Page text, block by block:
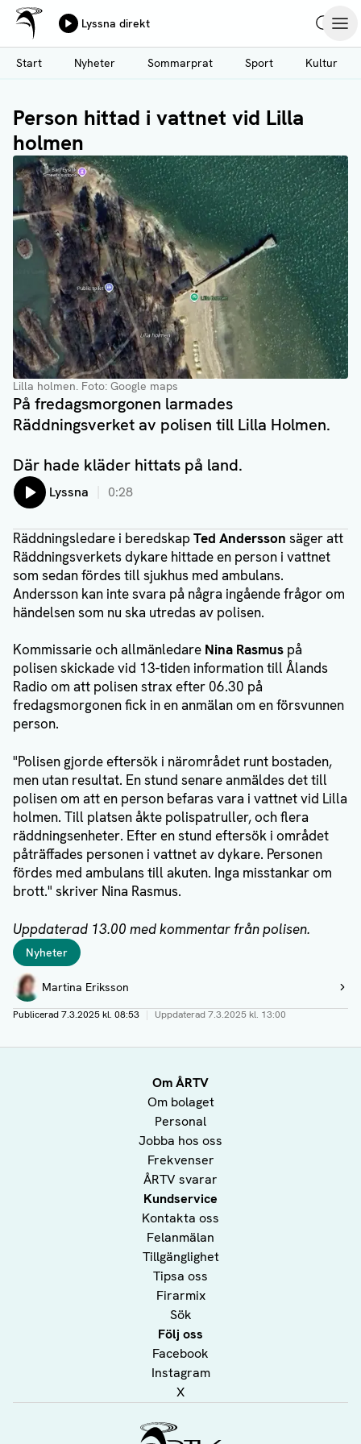
Hoppa
till
huvudinnehåll
Ålands Radio & TV
Lyssna direkt
Start
Nyheter Sommarprat Sport Kultur
Person hittad i vattnet vid Lilla
holmen
Lilla holmen. Foto: Google maps
På fredagsmorgonen larmades
Räddningsverket av polisen till Lilla Holmen.
Där hade kläder hittats på land.
Lyssna 0:28
Räddningsledare i beredskapTed Andersson säger att
Räddningsverkets dykare hittade en person i vattnet
som sedan fördes till sjukhus med ambulans.
Andersson kan inte svara på några ingående frågor om
händelsen som nu ska utredas av polisen.
Kommissarie och allmänledare Nina Rasmus på
polisen skickade vid 13-tiden information till Ålands
Radio om att polisen strax efter 06.30 på
fredagsmorgonen fick in en anmälan om en försvunnen
person.
"Polisen gjorde eftersök i närområdet runt bostaden,
men utan resultat. En stund senare anmäldes det till
polisen om att en person befaras vara i vattnet vid Lilla
holmen. Till platsen åkte polispatruller, och flera
räddningsenheter. Efter en stund eftersök i området
påträffades personen i vattnet av dykare. Personen
fördes med ambulans till akuten. Inga misstankar om
brott." skriver Nina Rasmus.
Uppdaterad 13.00 med kommentar från polisen.
Taggar
Nyheter
Författare
Martina Eriksson
Visa profil
Publicerad7.3.2025 kl. 08:53 | Uppdaterad7.3.2025 kl. 13:00
Om ÅRTV
Om bolaget
Personal
Jobba hos oss
Frekvenser
ÅRTV svarar
Kundservice
Kontakta oss
Felanmälan
Tillgänglighet
Tipsa oss
Firarmix
Sök
Följ oss
Facebook
Instagram
X